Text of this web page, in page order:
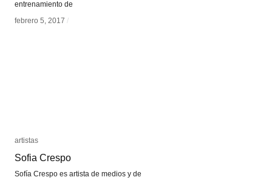
entrenamiento de
febrero 5, 2017 /
febrero 5, 2017 /
artistas
Sofia Crespo
Sofía Crespo es artista de medios y de
artistas
Sofia Crespo